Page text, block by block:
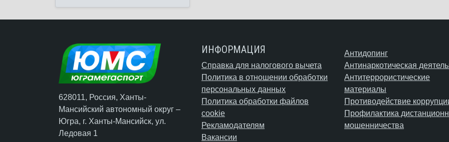
628011, Россия, Ханты-
Мансийский автономный округ –
Югра, г. Ханты-Мансийск, ул.
Ледовая 1
ИНФОРМАЦИЯ
Справка для налогового вычета
Политика в отношении обработки
персональных данных
Политика обработки файлов
cookie
Рекламодателям
Вакансии
Антидопинг
Антинаркотическая
Антитеррористические
материалы
Противодействие
Профилактика
мошенничества